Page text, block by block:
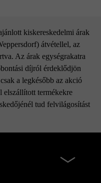
kiskereskedelmi árak
átvétellel, az
Az árak egységrakatra
díjról érdeklődjön
a legkésőbb az akció
elszállított termékekre
tud felvilágosítást